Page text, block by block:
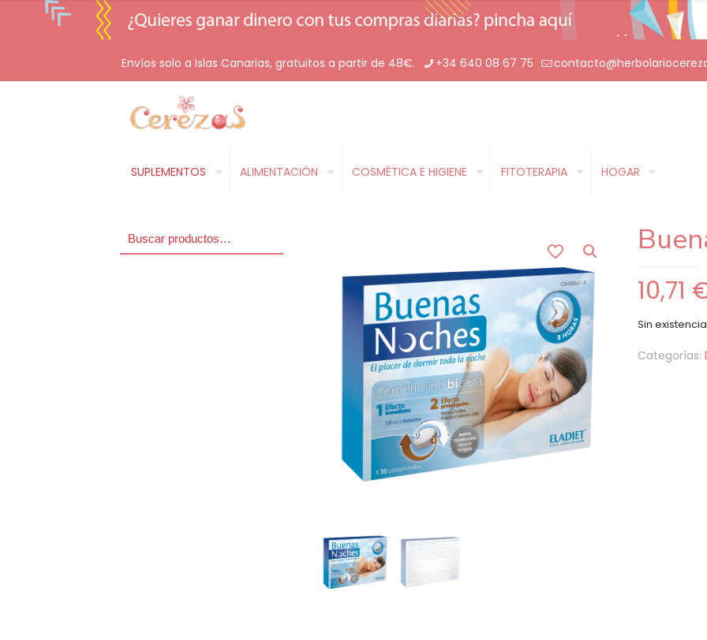
Envíos solo a Islas Canarias, gratuitos a partir de 48€. +34 640 08 67 75
SUPLEMENTOS ALIMENTACIÓN COSMÉTICA E HIGIENE FITOTERAPIA HOGAR
10,71
Sin
Categorías: